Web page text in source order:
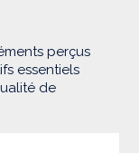
perçus
essentiels
de